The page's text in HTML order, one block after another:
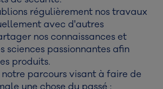
régulièrement nos travaux
avec d'autres
nos connaissances et
sciences passionnantes afin
produits.
parcours visant à faire de